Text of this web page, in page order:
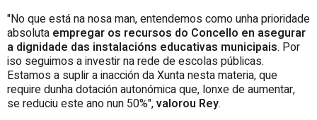
"No que está na nosa man, entendemos como unha prioridade
absoluta empregar os recursos do Concello en asegurar
a dignidade das instalacións educativas municipais. Por
iso seguimos a investir na rede de escolas públicas.
Estamos a suplir a inacción da Xunta nesta materia, que
require dunha dotación autonómica que, lonxe de aumentar,
se reduciu este ano nun 50%",valorou Rey.